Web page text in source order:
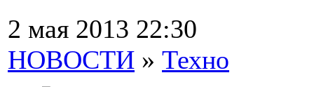
2 мая 2013 22:30
НОВОСТИ » Техно